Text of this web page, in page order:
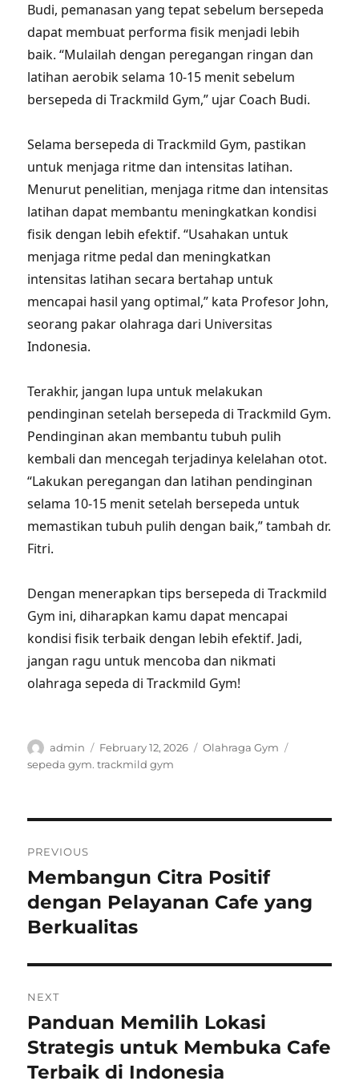
Budi, pemanasan yang tepat sebelum bersepeda
dapat membuat performa fisik menjadi lebih
baik. “Mulailah dengan peregangan ringan dan
latihan aerobik selama 10-15 menit sebelum
bersepeda di Trackmild Gym,” ujar Coach Budi.
Selama bersepeda di Trackmild Gym, pastikan
untuk menjaga ritme dan intensitas latihan.
Menurut penelitian, menjaga ritme dan intensitas
latihan dapat membantu meningkatkan kondisi
fisik dengan lebih efektif. “Usahakan untuk
menjaga ritme pedal dan meningkatkan
intensitas latihan secara bertahap untuk
mencapai hasil yang optimal,” kata Profesor John,
seorang pakar olahraga dari Universitas
Indonesia.
Terakhir, jangan lupa untuk melakukan
pendinginan setelah bersepeda di Trackmild Gym.
Pendinginan akan membantu tubuh pulih
kembali dan mencegah terjadinya kelelahan otot.
“Lakukan peregangan dan latihan pendinginan
selama 10-15 menit setelah bersepeda untuk
memastikan tubuh pulih dengan baik,” tambah dr.
Fitri.
Dengan menerapkan tips bersepeda di Trackmild
Gym ini, diharapkan kamu dapat mencapai
kondisi fisik terbaik dengan lebih efektif. Jadi,
jangan ragu untuk mencoba dan nikmati
olahraga sepeda di Trackmild Gym!
Author
admin
Posted
on
February 12, 2026 Categories
Olahraga Gym
sepeda gym. trackmild gym
navigation
PREVIOUS
Previous
post:
Membangun Citra Positif
dengan Pelayanan Cafe yang
Berkualitas
NEXT
Next
post:
Panduan Memilih Lokasi
Strategis untuk Membuka Cafe
Terbaik di Indonesia